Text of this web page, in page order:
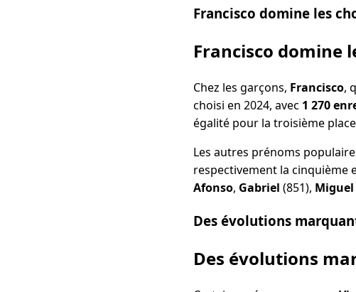
Francisco domine les
Francisco domine
Chez les garçons, Francisco,
choisi en 2024, avec 1 270
égalité pour la troisième
Les autres prénoms
respectivement la cinquième
Afonso, Gabriel (851), Miguel
Des évolutions
Des évolutions